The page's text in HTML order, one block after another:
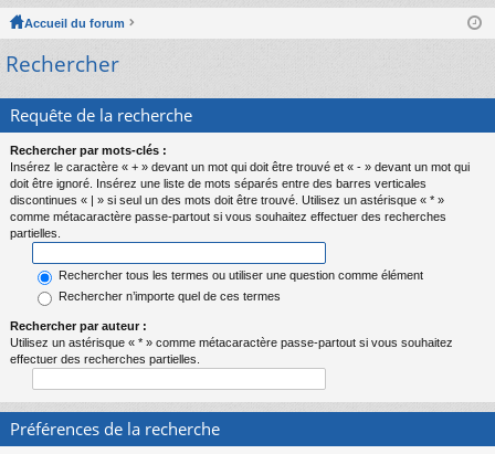
s
cri
Accueil du forum
Rechercher
Requête de la recherche
Rechercher par mots-clés :
Insérez le caractère « + » devant un mot qui doit être trouvé et « - » devant un mot qui
doit être ignoré. Insérez une liste de mots séparés entre des barres verticales
discontinues « | » si seul un des mots doit être trouvé. Utilisez un astérisque « * »
comme métacaractère passe-partout si vous souhaitez effectuer des recherches
partielles.
Rechercher tous les termes ou utiliser une question comme élément
Rechercher n’importe quel de ces termes
Rechercher par auteur :
Utilisez un astérisque « * » comme métacaractère passe-partout si vous souhaitez
effectuer des recherches partielles.
Préférences de la recherche